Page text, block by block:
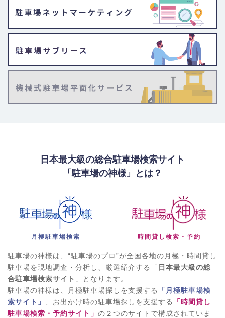
日本最大級の総合駐車場検索サイト
「駐車場の神様」とは？
月極駐車場検索 時間貸し検索・予約
駐車場の神様は、“駐車場のプロ”が全国各地の月極・時間貸し
駐車場を現地調査・分析し、厳選紹介する「 日本最大級の総
合駐車場検索サイト 」となります。
駐車場の神様は、月極駐車場探しを支援する
「月極駐車場検
索サイト」
、お出かけ時の駐車場探しを支援する
「時間貸し
駐車場検索・予約サイト」 の２つのサイトで構成されていま